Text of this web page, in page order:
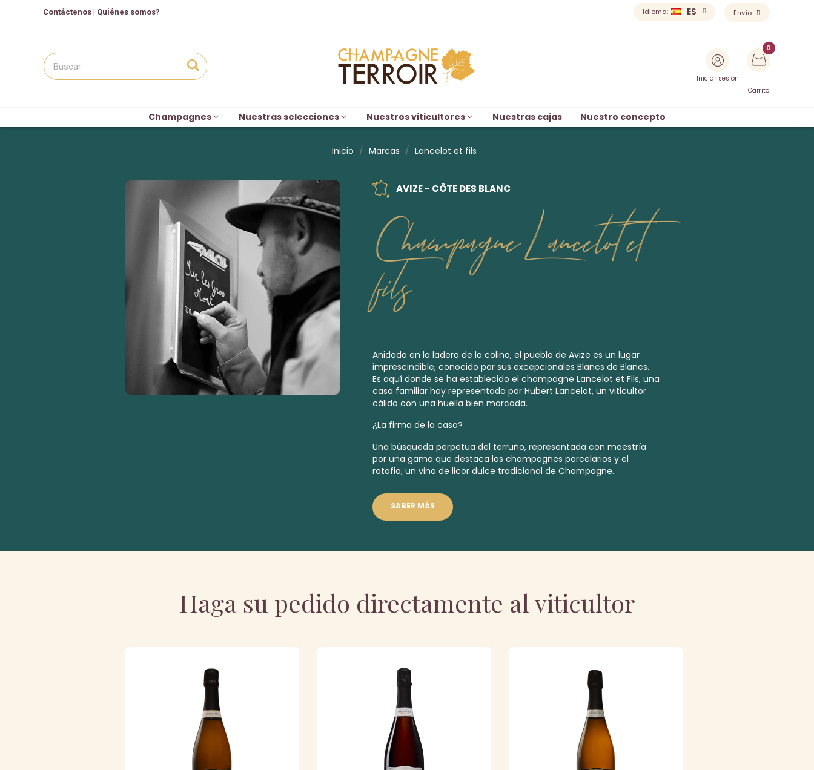
Contáctenos | Quiénes somos? Idioma: ES Envío:
Iniciar sesión
Carrito
Champagnes Nuestras selecciones Nuestros viticultores Nuestras cajas Nuestro concepto
Inicio Marcas Lancelot et fils
AVIZE - CÔTE DES BLANC
Champagne Lancelot et
fils
Anidado en la ladera de la colina, el pueblo de Avize es un lugar
imprescindible, conocido por sus excepcionales Blancs de Blancs.
Es aquí donde se ha establecido el champagne Lancelot et Fils, una
casa familiar hoy representada por Hubert Lancelot, un viticultor
cálido con una huella bien marcada.
¿La firma de la casa?
Una búsqueda perpetua del terruño, representada con maestría
por una gama que destaca los champagnes parcelarios y el
ratafia, un vino de licor dulce tradicional de Champagne.
SABER MÁS
Haga su pedido directamente al viticultor